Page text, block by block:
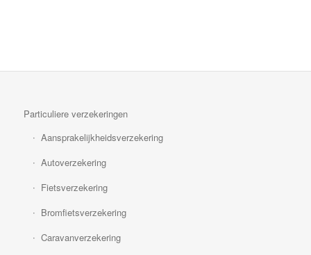
Particuliere verzekeringen
Aansprakelijkheidsverzekering
Autoverzekering
Fietsverzekering
Bromfietsverzekering
Caravanverzekering